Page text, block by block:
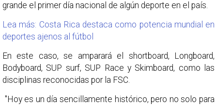
grande el primer día nacional de algún deporte en el país.
Lea más: Costa Rica destaca como potencia mundial en
deportes ajenos al fútbol
En este caso, se amparará el shortboard, Longboard,
Bodyboard, SUP surf, SUP Race y Skimboard, como las
disciplinas reconocidas por la FSC.
"Hoy es un día sencillamente histórico, pero no solo para